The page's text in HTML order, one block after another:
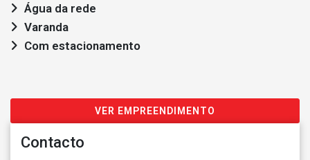
Água da rede
Varanda
Com estacionamento
VER EMPREENDIMENTO
Contacto